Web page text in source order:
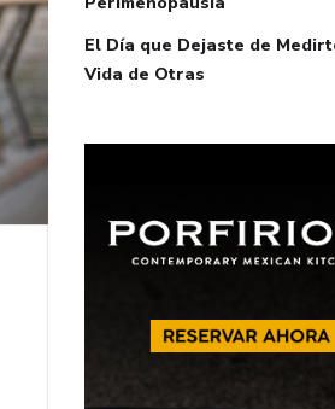
El Día que Dejaste de
Vida de Otras